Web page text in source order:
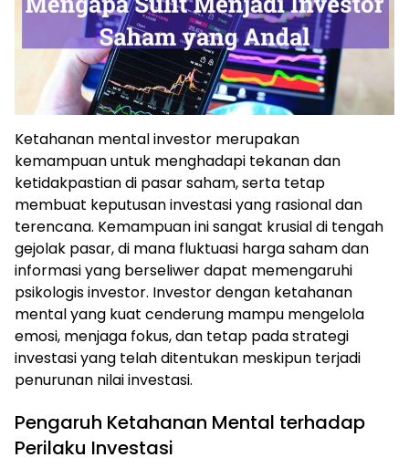
Ketahanan mental investor merupakan
kemampuan untuk menghadapi tekanan dan
ketidakpastian di pasar saham, serta tetap
membuat keputusan investasi yang rasional dan
terencana. Kemampuan ini sangat krusial di tengah
gejolak pasar, di mana fluktuasi harga saham dan
informasi yang berseliwer dapat memengaruhi
psikologis investor. Investor dengan ketahanan
mental yang kuat cenderung mampu mengelola
emosi, menjaga fokus, dan tetap pada strategi
investasi yang telah ditentukan meskipun terjadi
penurunan nilai investasi.
Pengaruh Ketahanan Mental terhadap
Perilaku Investasi